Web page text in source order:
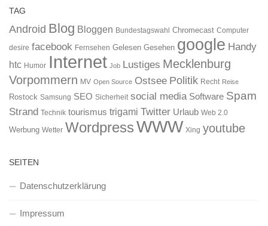
TAG
Android Blog Bloggen Bundestagswahl Chromecast Computer
desire facebook Fernsehen Gelesen Gesehen google Handy
htc Humor Internet Job Lustiges Mecklenburg
Vorpommern MV Open Source Ostsee Politik Recht Reise
Rostock Samsung SEO Sicherheit social media Software Spam
Strand Technik tourismus trigami Twitter Urlaub Web 2.0
Werbung Wetter WordpressWWW Xing youtube
SEITEN
Datenschutzerklärung
Impressum